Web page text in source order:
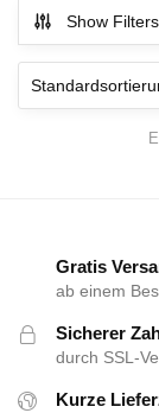
Show Filters
Gratis
ab einem
Sicherer
durch SSL-
Kurze